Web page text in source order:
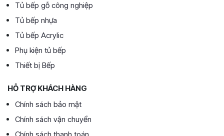
Tủ bếp gỗ công nghiệp
Tủ bếp nhựa
Tủ bếp Acrylic
Phụ kiện tủ bếp
Thiết bị Bếp
HỖ TRỢ KHÁCH HÀNG
Chính sách bảo mật
Chính sách vận chuyển